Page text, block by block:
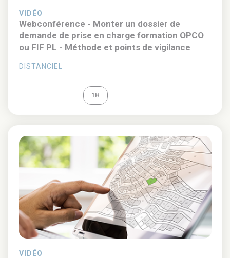
VIDÉO
Webconférence - Monter un dossier de
demande de prise en charge formation OPCO
ou FIF PL - Méthode et points de vigilance
DISTANCIEL
1H
VIDÉO